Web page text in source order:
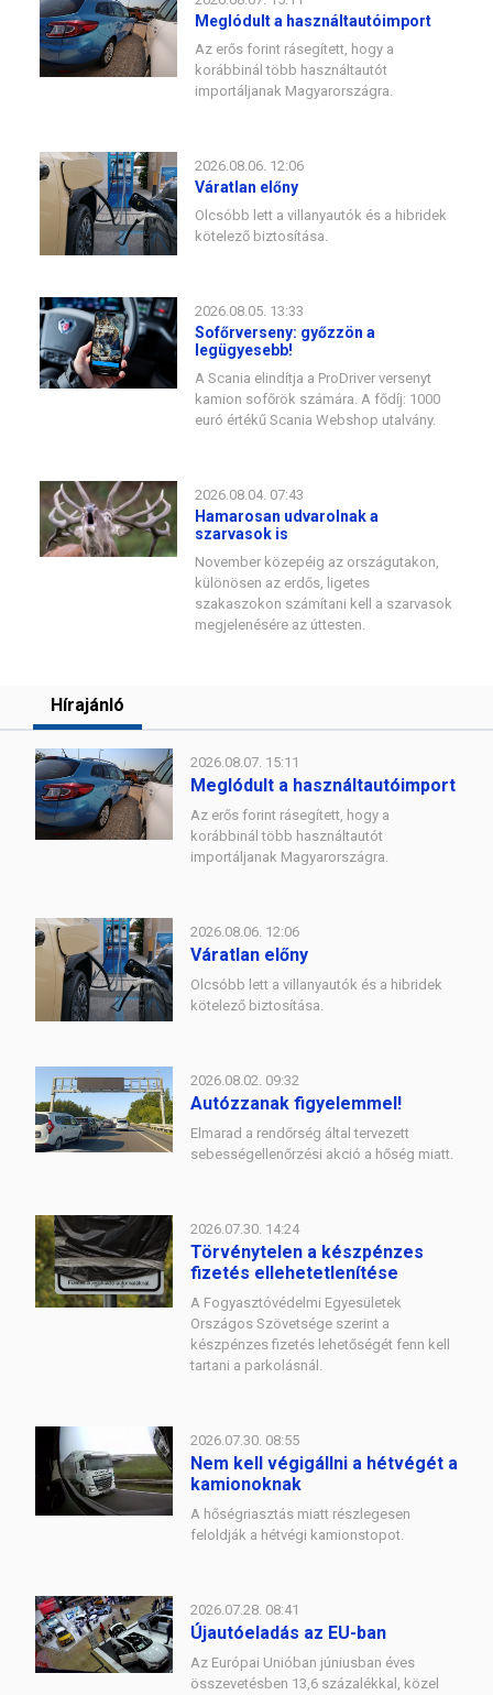
Meglódult a használtautóimport
Az erős forint rásegített, hogy a
korábbinál több használtautót
importáljanak Magyarországra.
2026.08.06. 12:06
Váratlan előny
Olcsóbb lett a villanyautók és a hibridek
kötelező biztosítása.
2026.08.05. 13:33
Sofőrverseny: győzzön a
legügyesebb!
A Scania elindítja a ProDriver versenyt
kamion sofőrök számára. A fődíj: 1000
euró értékű Scania Webshop utalvány.
2026.08.04. 07:43
Hamarosan udvarolnak a
szarvasok is
November közepéig az országutakon,
különösen az erdős, ligetes
szakaszokon számítani kell a szarvasok
megjelenésére az úttesten.
Hírajánló
2026.08.07. 15:11
Meglódult a használtautóimport
Az erős forint rásegített, hogy a
korábbinál több használtautót
importáljanak Magyarországra.
2026.08.06. 12:06
Váratlan előny
Olcsóbb lett a villanyautók és a hibridek
kötelező biztosítása.
2026.08.02. 09:32
Autózzanak figyelemmel!
Elmarad a rendőrség által tervezett
sebességellenőrzési akció a hőség miatt.
2026.07.30. 14:24
Törvénytelen a készpénzes
fizetés ellehetetlenítése
A Fogyasztóvédelmi Egyesületek
Országos Szövetsége szerint a
készpénzes fizetés lehetőségét fenn kell
tartani a parkolásnál.
2026.07.30. 08:55
Nem kell végigállni a hétvégét a
kamionoknak
A hőségriasztás miatt részlegesen
feloldják a hétvégi kamionstopot.
2026.07.28. 08:41
Újautóeladás az EU-ban
Az Európai Unióban júniusban éves
összevetésben 13,6 százalékkal, közel